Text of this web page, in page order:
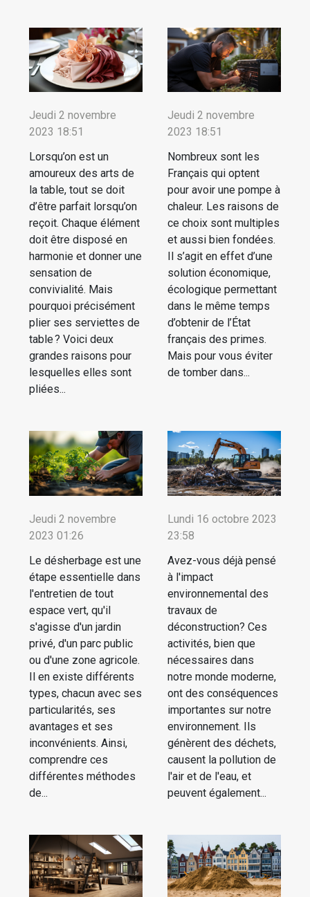
Jeudi 2 novembre
2023 18:51
Lorsqu’on est un
amoureux des arts de
la table, tout se doit
d’être parfait lorsqu’on
reçoit. Chaque élément
doit être disposé en
harmonie et donner une
sensation de
convivialité. Mais
pourquoi précisément
plier ses serviettes de
table ? Voici deux
grandes raisons pour
lesquelles elles sont
pliées...
Jeudi 2 novembre
2023 18:51
Nombreux sont les
Français qui optent
pour avoir une pompe à
chaleur. Les raisons de
ce choix sont multiples
et aussi bien fondées.
Il s’agit en effet d’une
solution économique,
écologique permettant
dans le même temps
d’obtenir de l’État
français des primes.
Mais pour vous éviter
de tomber dans...
Jeudi 2 novembre
2023 01:26
Le désherbage est une
étape essentielle dans
l'entretien de tout
espace vert, qu'il
s'agisse d'un jardin
privé, d'un parc public
ou d'une zone agricole.
Il en existe différents
types, chacun avec ses
particularités, ses
avantages et ses
inconvénients. Ainsi,
comprendre ces
différentes méthodes
de...
Lundi 16 octobre 2023
23:58
Avez-vous déjà pensé
à l'impact
environnemental des
travaux de
déconstruction? Ces
activités, bien que
nécessaires dans
notre monde moderne,
ont des conséquences
importantes sur notre
environnement. Ils
génèrent des déchets,
causent la pollution de
l'air et de l'eau, et
peuvent également...